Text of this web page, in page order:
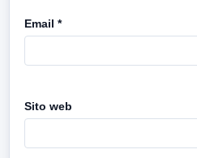
Email *
Sito web